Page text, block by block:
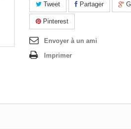
Tweet Partager
Pinterest
Envoyer à un ami
Imprimer